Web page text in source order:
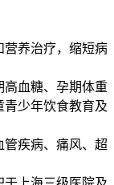
营养治疗，缩短病
高血糖、孕期体重
青少年饮食教育及
疾病、痛风、超